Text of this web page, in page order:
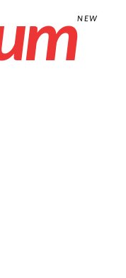
NEW